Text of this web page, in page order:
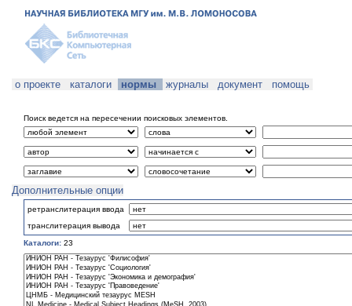
о проекте каталоги нормы журналы документ помощь
Поиск ведется на пересечении поисковых элементов.
Дополнительные опции
ретранслитерация ввода
транслитерация вывода
Каталоги: 23